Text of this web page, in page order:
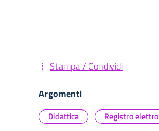
Stampa / Condividi
Argomenti
Didattica
Registro